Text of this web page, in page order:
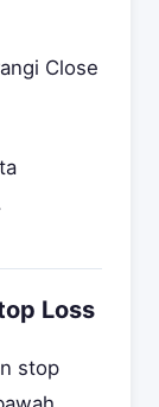
Close
Loss
stop